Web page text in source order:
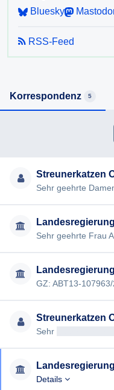
Bluesky
RSS-Feed
Korrespondenz 5
Streunerkatzen
Streunerkatzen
Sehr
Details